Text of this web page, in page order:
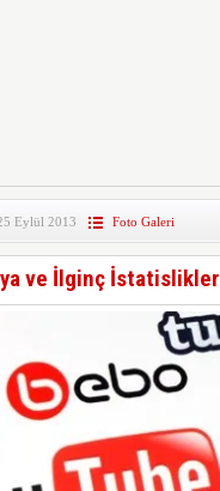
Eylül 2013 Foto Galeri
ve İlginç İstatislikler